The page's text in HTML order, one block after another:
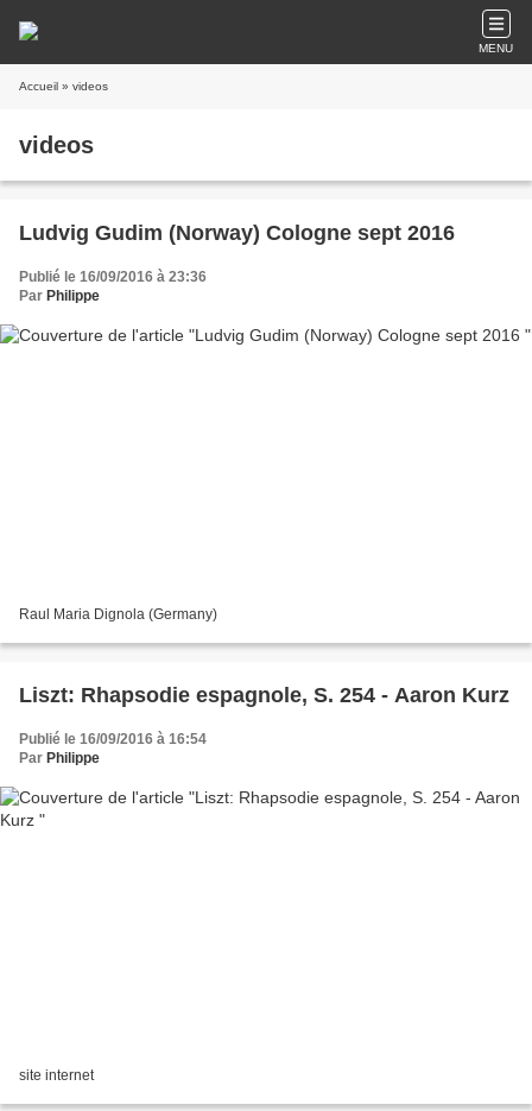
MENU
Accueil » videos
videos
Ludvig Gudim (Norway) Cologne sept 2016
Publié le 16/09/2016 à 23:36
Par Philippe
Raul Maria Dignola (Germany)
Liszt: Rhapsodie espagnole, S. 254 - Aaron Kurz
Publié le 16/09/2016 à 16:54
Par Philippe
site internet